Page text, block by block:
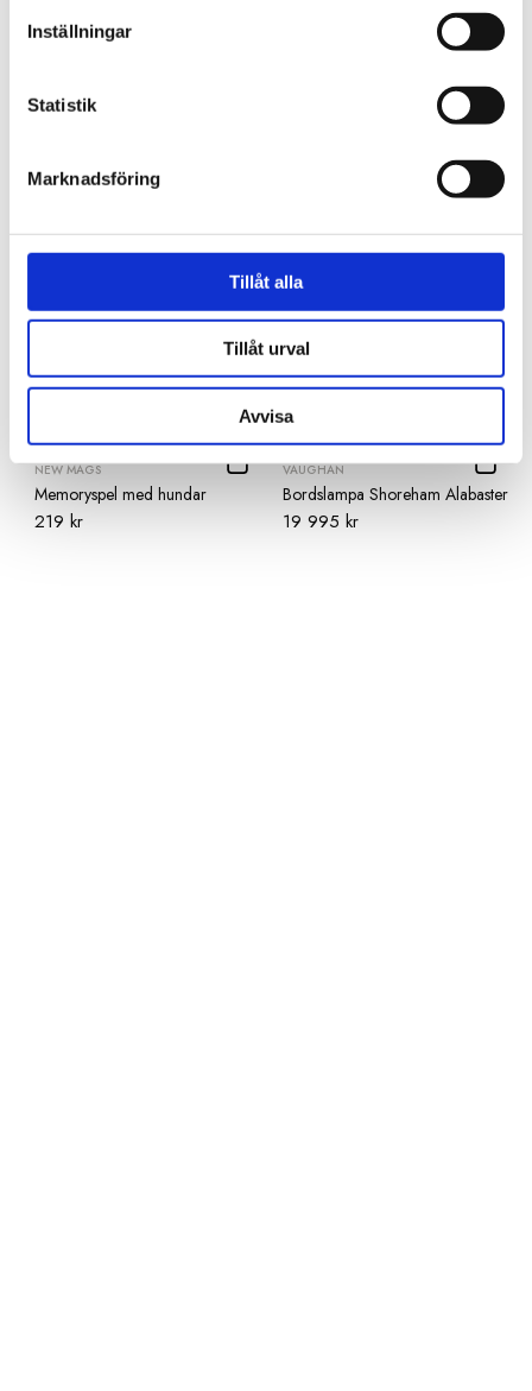
Inställningar
Statistik
Marknadsföring
Tillåt alla
Tillåt urval
Avvisa
Innerkudde 50x100
Soffa New York 2 sits Tessa
NEW MAGS
Memoryspel med hundar
219 kr
VAUGHAN
Bordslampa Shoreham Alabaster
19 995 kr